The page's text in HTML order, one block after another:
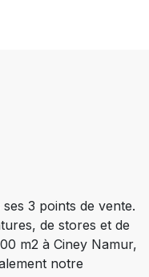
3 points de vente.
de stores et de
m2 à Ciney Namur,
notre